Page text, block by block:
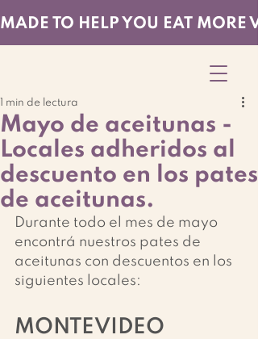
MADE TO HELP YOU EAT MORE
Mayo de aceitunas -
Locales adheridos al
descuento en los pates
de aceitunas.
1 min de lectura
Durante todo el mes de mayo
encontrá nuestros pates de
aceitunas con descuentos en los
siguientes locales:
MONTEVIDEO